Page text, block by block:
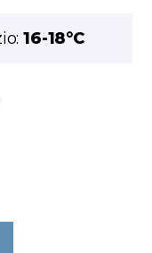
16-18°C